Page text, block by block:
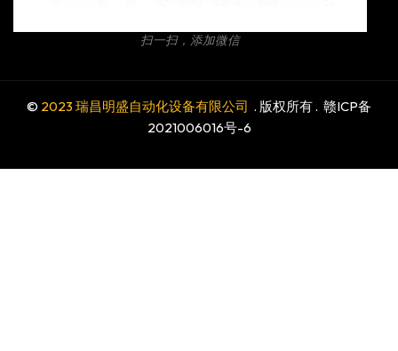
扫一扫，添加微信
© 2023 瑞昌明盛自动化设备有限公司 . 版权所有 . 赣ICP备
2021006016号-6